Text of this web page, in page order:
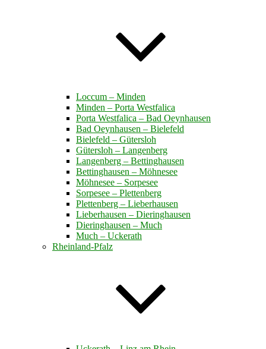
Loccum – Minden
Minden – Porta Westfalica
Porta Westfalica – Bad Oeynhausen
Bad Oeynhausen – Bielefeld
Bielefeld – Gütersloh
Gütersloh – Langenberg
Langenberg – Bettinghausen
Bettinghausen – Möhnesee
Möhnesee – Sorpesee
Sorpesee – Plettenberg
Plettenberg – Lieberhausen
Lieberhausen – Dieringhausen
Dieringhausen – Much
Much – Uckerath
Rheinland-Pfalz